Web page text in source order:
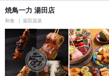
焼鳥一力 湯田店
和食 湯田温泉